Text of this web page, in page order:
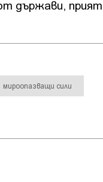
държави,
мироопазващи сили